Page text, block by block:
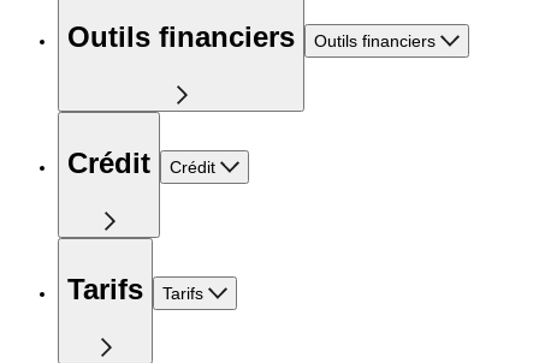
Outils financiers Outils financiers
Crédit Crédit
Tarifs Tarifs